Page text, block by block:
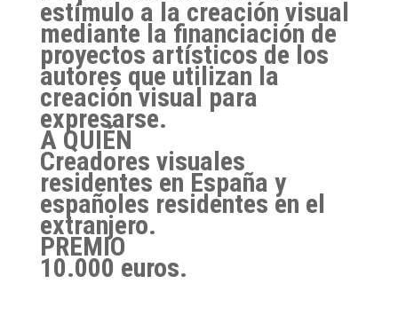
estímulo a la creación visual
mediante la financiación de
proyectos artísticos de los
autores que utilizan la
creación visual para
expresarse.
A QUIÉN
Creadores visuales
residentes en España y
españoles residentes en el
extranjero.
PREMIO
10.000 euros.